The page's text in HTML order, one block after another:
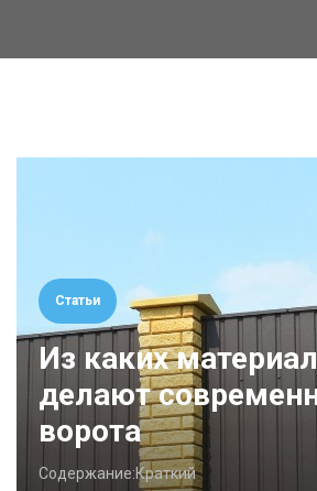
Статьи
Из каких
делают
ворота
Содержание:Краткий